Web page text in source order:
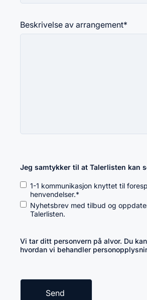
Beskrivelse av arrangement*
Jeg samtykker til at Talerlisten kan
1-1 kommunikasjon knyttet til
henvendelser.*
Nyhetsbrev med tilbud og
Talerlisten.
Vi tar ditt personvern på alvor. Du
hvordan vi behandler